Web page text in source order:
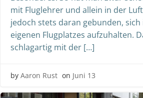
mit Fluglehrer und allein in der
jedoch stets daran gebunden, sich
eigenen Flugplatzes aufzuhalten.
schlagartig mit der […]
by Aaron Rust on Juni 13